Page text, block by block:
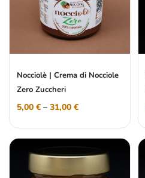
Nocciolè | Crema di Nocciole
Zero Zuccheri
5,00 € – 31,00 €